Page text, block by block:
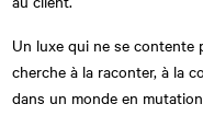
Un luxe qui ne se contente
cherche à la raconter, à la
dans un monde en